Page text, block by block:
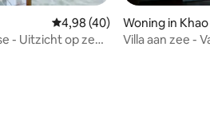
Gemiddelde beoordeling
4,98 (40)
- Uitzicht op zee
Woning in
Villa aan zee -